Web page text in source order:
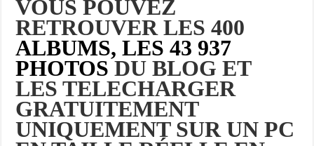
VOUS POUVEZ
RETROUVER LES 400
ALBUMS, LES 43 937
PHOTOS DU BLOG ET
LES TELECHARGER
GRATUITEMENT
UNIQUEMENT SUR UN PC